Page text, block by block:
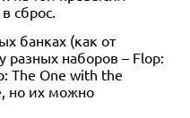
сброс.
банках (как от
разных наборов – Flop:
The One with the
но их можно